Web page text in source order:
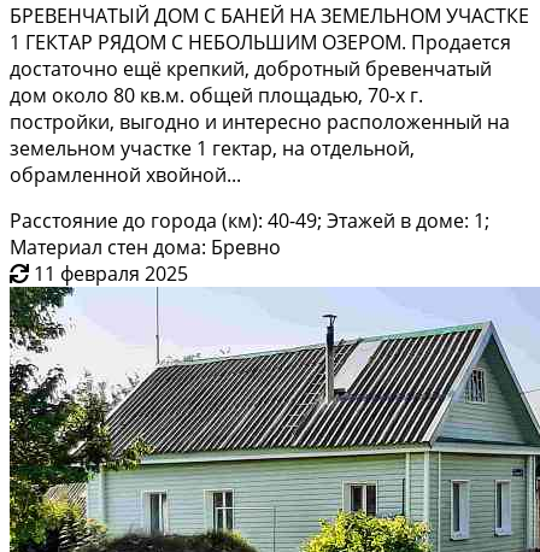
БРЕВЕНЧАТЫЙ ДОМ С БАНЕЙ НА ЗЕМЕЛЬНОМ УЧАСТКЕ
1 ГЕКТАР РЯДОМ С НЕБОЛЬШИМ ОЗЕРОМ. Продается
достаточно ещё крепкий, добротный бревенчатый
дом около 80 кв.м. общей площадью, 70-х г.
постройки, выгодно и интересно расположенный на
земельном участке 1 гектар, на отдельной,
обрамленной хвойной...
Расстояние до города (км): 40-49; Этажей в доме: 1;
Материал стен дома: Бревно
11 февраля 2025